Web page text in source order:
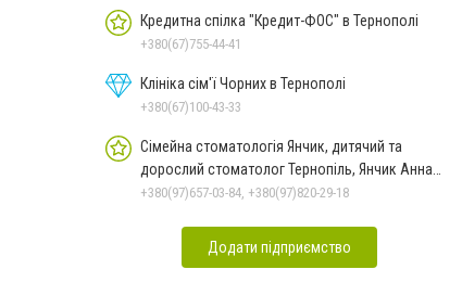
Кредитна спілка "Кредит-ФОС" в Тернополі
+380(67)755-44-41
Клініка сім'ї Чорних в Тернополі
+380(67)100-43-33
Сімейна стоматологія Янчик, дитячий та
дорослий стоматолог Тернопіль, Янчик Анна
Леонтієвна
+380(97)657-03-84, +380(97)820-29-18
Додати підприємство